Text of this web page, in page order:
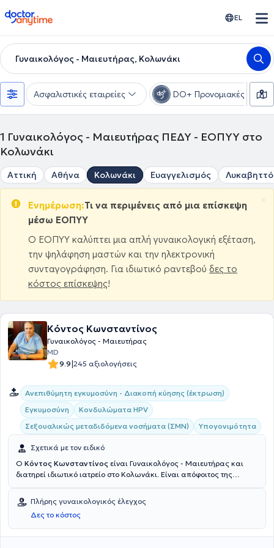
doctoranytime EL
Γυναικολόγος - Μαιευτήρας, Κολωνάκι
Ασφαλιστικές εταιρείες DO+ Προνομιακές τιμές
1 Γυναικολόγος - Μαιευτήρας ΠΕΔΥ - ΕΟΠΥΥ στο
Κολωνάκι
Αττική Αθήνα Κολωνάκι Ευαγγελισμός
Ενημέρωση:Τι να περιμένεις από μια επίσκεψη
μέσω ΕΟΠΥΥ
Ο ΕΟΠΥΥ καλύπτει μια απλή γυναικολογική εξέταση,
την ψηλάφηση μαστών και την ηλεκτρονική
συνταγογράφηση. Για ιδιωτικό ραντεβού δες το
κόστος επίσκεψης!
×
Κόντος Κωνσταντίνος
Γυναικολόγος - Μαιευτήρας
MD
9.9|245 αξιολογήσεις
Ανεπιθύμητη εγκυμοσύνη - Διακοπή κύησης (έκτρωση)
Εγκυμοσύνη
Κονδυλώματα HPV
Σεξουαλικώς μεταδιδόμενα νοσήματα (ΣΜΝ)
Υπογονιμότητα
Σχετικά με τον ειδικό
Ο Κόντος Κωνσταντίνος είναι Γυναικολόγος - Μαιευτήρας και
διατηρεί ιδιωτικό ιατρείο στο Κολωνάκι. Είναι απόφοιτος της
Αθηνών και έχει μετεκπαιδευτεί στη Μεγάλη Βρετανία στο Royal
Free Hospital, King's College Hospital, στον προγεννητικό έλεγχο και
στην ενδοσκοπική λαπαροσκοπική χειρουργική. Ακόμα, κατέχει την
πιστοποίηση A.L.S.O. (Advance Life Support in Obstetrics), το
Πλήρης γυναικολογικός έλεγχος
Δες το κόστος